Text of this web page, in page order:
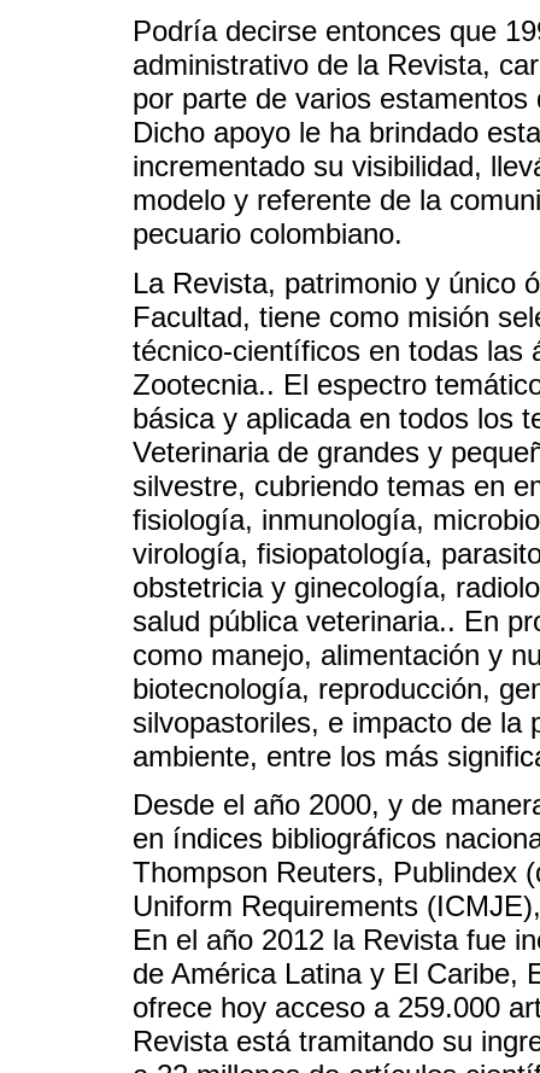
Podría decirse entonces que
administrativo de la Revista,
por parte de varios
Dicho apoyo le ha brindado
incrementado su visibilidad,
modelo y referente de la
pecuario colombiano.
La Revista, patrimonio y único
Facultad, tiene como misión
técnico-científicos en todas las
Zootecnia.. El espectro
básica y aplicada en todos los
Veterinaria de grandes y
silvestre, cubriendo temas en
fisiología, inmunología,
virología, fisiopatología,
obstetricia y ginecología,
salud pública veterinaria.. En
como manejo, alimentación y
biotecnología, reproducción,
silvopastoriles, e impacto de la
ambiente, entre los más
Desde el año 2000, y de
en índices bibliográficos
Thompson Reuters, Publindex
Uniform Requirements
En el año 2012 la Revista fue
de América Latina y El Caribe,
ofrece hoy acceso a 259.000
Revista está tramitando su